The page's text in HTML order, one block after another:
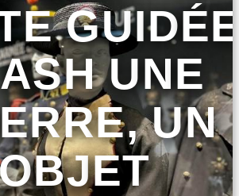
UNE
UN